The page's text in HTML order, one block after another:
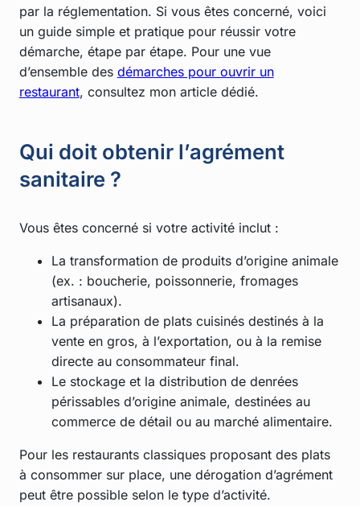
par la réglementation. Si vous êtes concerné, voici
un guide simple et pratique pour réussir votre
démarche, étape par étape. Pour une vue
d’ensemble des démarches pour ouvrir un
restaurant, consultez mon article dédié.
Qui doit obtenir l’agrément
sanitaire ?
Vous êtes concerné si votre activité inclut :
La transformation de produits d’origine animale
(ex. : boucherie, poissonnerie, fromages
artisanaux).
La préparation de plats cuisinés destinés à la
vente en gros, à l’exportation, ou à la remise
directe au consommateur final.
Le stockage et la distribution de denrées
périssables d’origine animale, destinées au
commerce de détail ou au marché alimentaire.
Pour les restaurants classiques proposant des plats
à consommer sur place, une dérogation d’agrément
peut être possible selon le type d’activité.